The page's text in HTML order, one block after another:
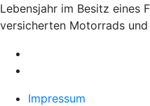
Lebensjahr im Besitz eines
versicherten Motorrads
Impressum